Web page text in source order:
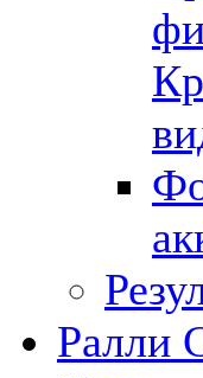
Ралли